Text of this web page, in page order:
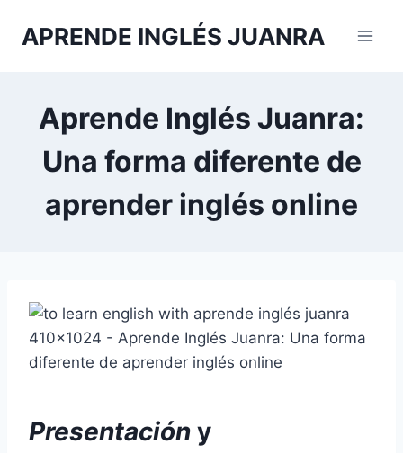
APRENDE INGLÉS JUANRA
Aprende Inglés Juanra:
Una forma diferente de
aprender inglés online
Presentación y